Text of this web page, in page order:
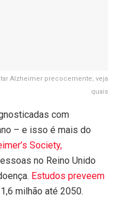
Alzheimer precocemente; veja
quais
com
– e isso é mais do
Society,
no Reino Unido
Estudos preveem
milhão até 2050.